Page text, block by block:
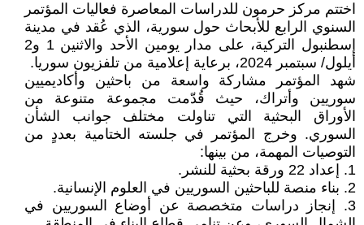
اختتم مركز حرمون للدراسات المعاصرة فعاليات المؤتمر
السنوي الرابع للأبحاث حول سورية، الذي عُقد في مدينة
إسطنبول التركية، على مدار يومين الأحد والاثنين 1 و2
أيلول/ سبتمبر 2024، برعاية إعلامية من تلفزيون سوريا.
شهد المؤتمر مشاركة واسعة من باحثين وأكاديميين
سوريين وأتراك، حيث قُدّمت مجموعة متنوعة من
الأوراق البحثية التي تناولت مختلف جوانب الشأن
السوري. وخرج المؤتمر في جلسته الختامية بعددٍ من
التوصيات المهمة، من بينها:
1. إعداد 22 ورقة بحثية للنشر.
2. بناء منصة للباحثين السوريين في العلوم الإنسانية.
3. إنجاز دراسات متخصصة عن أوضاع السوريين في